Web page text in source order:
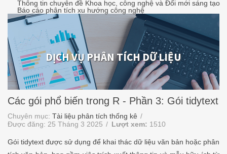
Thông tin chuyên đề Khoa học, công nghệ và Đổi mới sáng tạo
Báo cáo phân tích xu hướng công nghệ
DỊCH VỤ PHÂN TÍCH DỮ LIỆU
Các gói phổ biến trong R - Phần 3: Gói tidytext
Chuyên mục: Tài liệu phân tích thống kê
Được đăng: 25 Tháng 3 2025
Lượt xem: 1510
Gói tidytext được sử dụng để khai thác dữ liệu văn bản hoặc phân